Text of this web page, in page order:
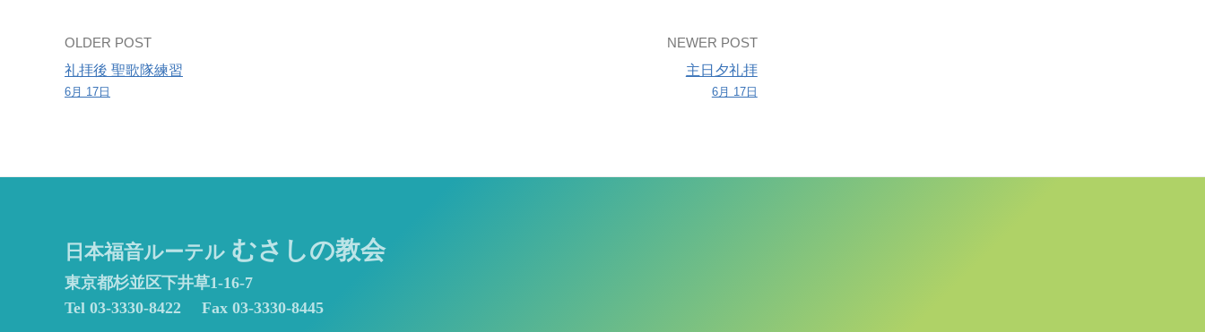
Post
navigation
OLDER POST
礼拝後 聖歌隊練習
6月 17日
NEWER POST
主日夕礼拝
6月 17日
日本福音ルーテル むさしの教会
東京都杉並区下井草1-16-7
Tel 03-3330-8422
Fax 03-3330-8445